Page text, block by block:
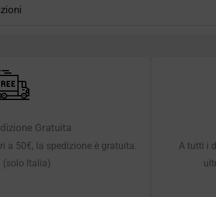
Gratuita
a 50€, la spedizione è gratuita.
(solo Italia)
A tutti i